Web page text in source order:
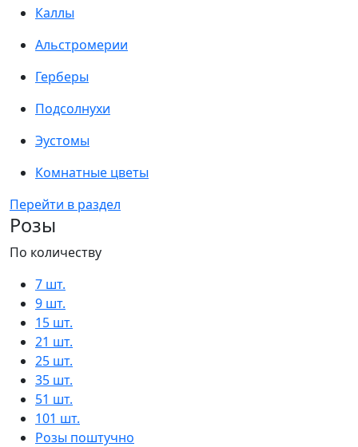
Каллы
Альстромерии
Герберы
Подсолнухи
Эустомы
Комнатные цветы
Перейти в раздел
Розы
По количеству
7 шт.
9 шт.
15 шт.
21 шт.
25 шт.
35 шт.
51 шт.
101 шт.
Розы поштучно